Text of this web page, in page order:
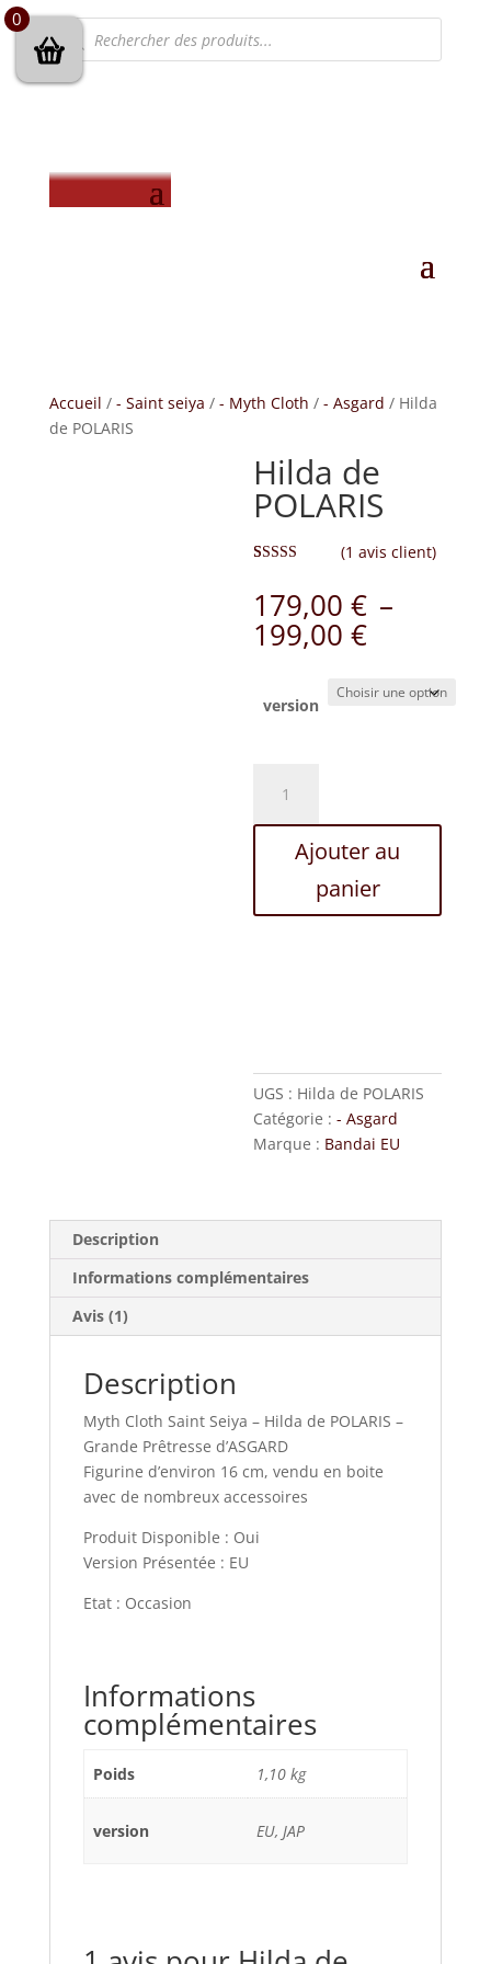
Recherche
de
produits
Accueil / - Saint seiya / - Myth Cloth / - Asgard / Hilda
de POLARIS
Hilda de
POLARIS
surnotation
client
(1 avis client)
179,00€ –
199,00€Plage
prix :
179,00 €
version
Hilda
Ajouter au
panier
UGS : Hilda de POLARIS
Catégorie :- Asgard
Marque : Bandai EU
Description
Informations complémentaires
Avis (1)
Description
Myth Cloth Saint Seiya – Hilda de POLARIS –
Grande Prêtresse d’ASGARD
Figurine d’environ 16 cm, vendu en boite
avec de nombreux accessoires
Produit Disponible : Oui
Version Présentée : EU
Etat : Occasion
Informations
complémentaires
Poids 1,10 kg
version EU, JAP
0